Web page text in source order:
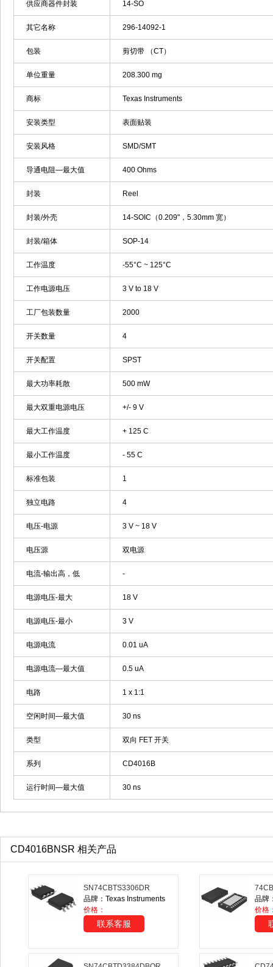
供应商器件封装 14-SO
其它名称 296-14092-1
包装 剪切带 （CT）
单位重量 208.300 mg
商标 Texas Instruments
安装类型 表面贴装
安装风格 SMD/SMT
导通电阻—最大值 400 Ohms
封装 Reel
封装/外壳 14-SOIC（0.209"，5.30mm 宽）
封装/箱体 SOP-14
工作温度 -55°C ~ 125°C
工作电源电压 3 V to 18 V
工厂包装数量 2000
开关数量 4
开关配置 SPST
最大功率耗散 500 mW
最大双重电源电压 +/- 9 V
最大工作温度 + 125 C
最小工作温度 - 55 C
标准包装 1
独立电路 4
电压-电源 3 V ~ 18 V
电压源 双电源
电流-输出高，低 -
电源电压-最大 18 V
电源电压-最小 3 V
电源电流 0.01 uA
电源电流—最大值 0.5 uA
电路 1 x 1:1
空闲时间—最大值 30 ns
类型 双向 FET 开关
系列 CD4016B
运行时间—最大值 30 ns
CD4016BNSR 相关产品
SN74CBTS3306DR
品牌：Texas Instruments
价格：
联系客服
品牌
价格